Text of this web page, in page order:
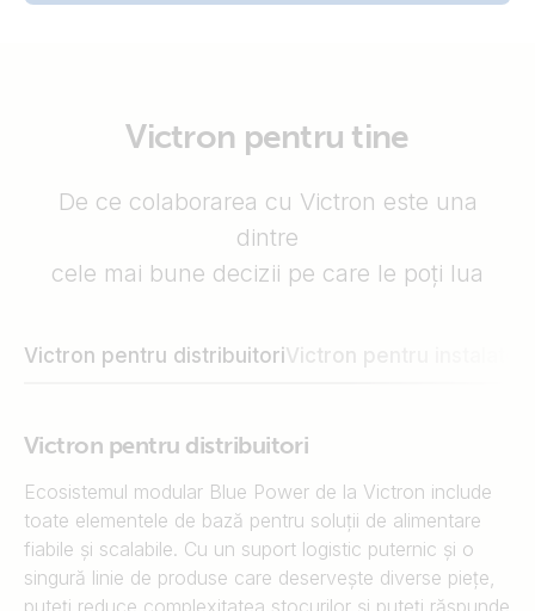
Victron pentru tine
De ce colaborarea cu Victron este una
dintre
cele mai bune decizii pe care le poți lua
Victron pentru distribuitoriVictron pentru instalatori
Victron pentru distribuitori
Ecosistemul modular Blue Power de la Victron include
toate elementele de bază pentru soluții de alimentare
fiabile și scalabile. Cu un suport logistic puternic și o
singură linie de produse care deservește diverse piețe,